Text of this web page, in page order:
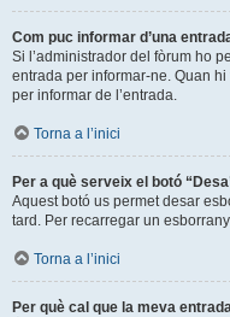
Com puc informar d’una
Si l’administrador del fòrum ho
entrada per informar-ne. Quan
per informar de l’entrada.
Torna a l’inici
Per a què serveix el botó
Aquest botó us permet desar
tard. Per recarregar un
Torna a l’inici
Per què cal que la meva